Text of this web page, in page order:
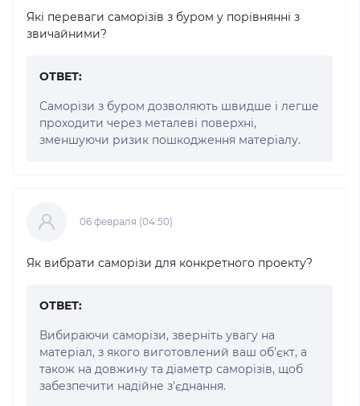
Які переваги саморізів з буром у порівнянні з
звичайними?
ОТВЕТ:
Саморізи з буром дозволяють швидше і легше
проходити через металеві поверхні,
зменшуючи ризик пошкодження матеріалу.
06 февраля (04:50)
Як вибрати саморізи для конкретного проекту?
ОТВЕТ:
Вибираючи саморізи, зверніть увагу на
матеріал, з якого виготовлений ваш об'єкт, а
також на довжину та діаметр саморізів, щоб
забезпечити надійне з'єднання.